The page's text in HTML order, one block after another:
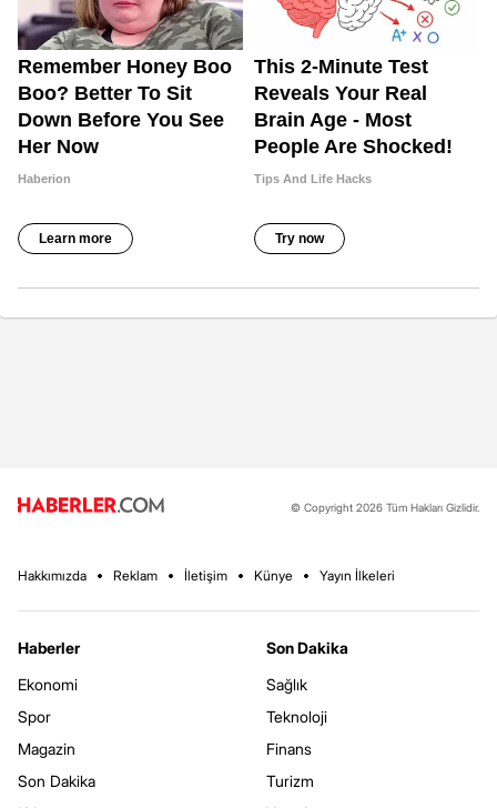
© Copyright 2026 Tüm Hakları Gizlidir.
Hakkımızda Reklam İletişim Künye Yayın İlkeleri
Haberler
Ekonomi
Spor
Magazin
Son Dakika
Son Dakika
Sağlık
Teknoloji
Finans
Turizm